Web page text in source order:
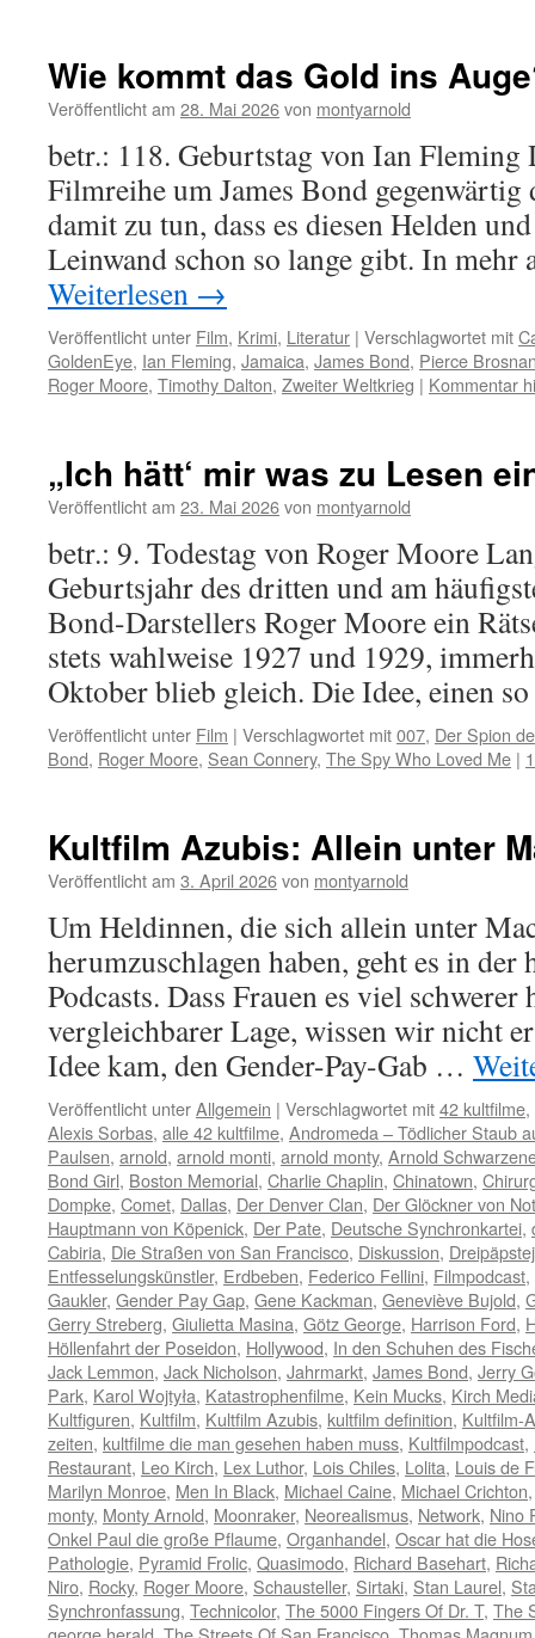
Wie kommt das Gold ins
Veröffentlicht am 28. Mai 2026von montyarnold
betr.: 118. Geburtstag von Ian
Filmreihe um James Bond
damit zu tun, dass es diesen Helden
Leinwand schon so lange gibt. In
Weiterlesen →
Veröffentlicht unter Film, Krimi, Literatur | Verschlagwortet mit
GoldenEye, Ian Fleming, Jamaica, James Bond, Pierce
Roger Moore, Timothy Dalton, Zweiter Weltkrieg | Kommentar
„Ich hätt‘ mir was zu Lesen
Veröffentlicht am 23. Mai 2026von montyarnold
betr.: 9. Todestag von Roger Moore
Geburtsjahr des dritten und am
Bond-Darstellers Roger Moore ein
stets wahlweise 1927 und 1929,
Oktober blieb gleich. Die Idee, einen
Veröffentlicht unter Film | Verschlagwortet mit007, Der Spion
Bond, Roger Moore, Sean Connery, The Spy Who Loved Me |
Kultfilm Azubis: Allein unter
Veröffentlicht am 3. April 2026von montyarnold
Um Heldinnen, die sich allein unter
herumzuschlagen haben, geht es in der
Podcasts. Dass Frauen es viel
vergleichbarer Lage, wissen wir nicht
Idee kam, den Gender-Pay-Gab …
Veröffentlicht unterAllgemein | Verschlagwortet mit42 kultfilme,
Alexis Sorbas, alle 42 kultfilme, Andromeda – Tödlicher Staub
Paulsen, arnold, arnold monti, arnold monty, Arnold
Bond Girl, Boston Memorial, Charlie Chaplin, Chinatown,
Dompke, Comet, Dallas, Der Denver Clan, Der Glöckner von
Hauptmann von Köpenick, Der Pate, Deutsche Synchronkartei,
Cabiria, Die Straßen von San Francisco, Diskussion,
Entfesselungskünstler, Erdbeben, Federico Fellini, Filmpodcast,
Gaukler, Gender Pay Gap, Gene Kackman, Geneviève Bujold,
Gerry Streberg, Giulietta Masina, Götz George, Harrison Ford,
Höllenfahrt der Poseidon, Hollywood, In den Schuhen des
Jack Lemmon, Jack Nicholson, Jahrmarkt, James Bond, Jerry
Park, Karol Wojtyła, Katastrophenfilme, Kein Mucks, Kirch
Kultfiguren, Kultfilm, Kultfilm Azubis, kultfilm definition, Kultfilm-
zeiten, kultfilme die man gesehen haben muss, Kultfilmpodcast,
Restaurant, Leo Kirch, Lex Luthor, Lois Chiles, Lolita, Louis de
Marilyn Monroe, Men In Black, Michael Caine, Michael Crichton
monty, Monty Arnold, Moonraker, Neorealismus, Network, Nino
Onkel Paul die große Pflaume, Organhandel, Oscar hat die
Pathologie, Pyramid Frolic, Quasimodo, Richard Basehart,
Niro, Rocky, Roger Moore, Schausteller, Sirtaki, Stan Laurel,
Synchronfassung, Technicolor, The 5000 Fingers Of Dr. T, The